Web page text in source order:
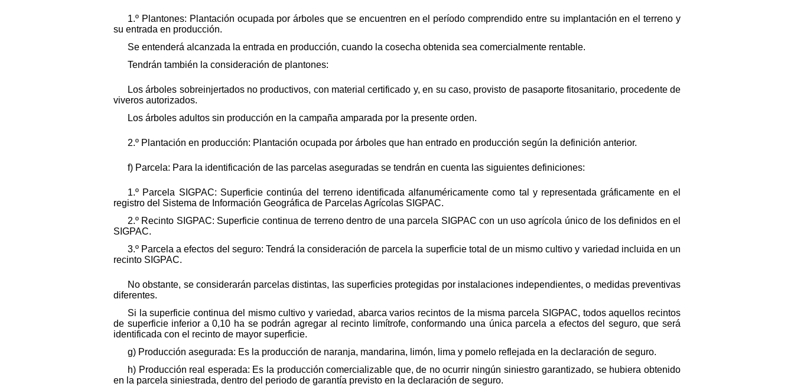
1.º Plantones: Plantación ocupada por árboles que se encuentren en el período comprendido entre su implantación en el terreno y
su entrada en producción.
Se entenderá alcanzada la entrada en producción, cuando la cosecha obtenida sea comercialmente rentable.
Tendrán también la consideración de plantones:
Los árboles sobreinjertados no productivos, con material certificado y, en su caso, provisto de pasaporte fitosanitario, procedente de
viveros autorizados.
Los árboles adultos sin producción en la campaña amparada por la presente orden.
2.º Plantación en producción: Plantación ocupada por árboles que han entrado en producción según la definición anterior.
f) Parcela: Para la identificación de las parcelas aseguradas se tendrán en cuenta las siguientes definiciones:
1.º Parcela SIGPAC: Superficie continúa del terreno identificada alfanuméricamente como tal y representada gráficamente en el
registro del Sistema de Información Geográfica de Parcelas Agrícolas SIGPAC.
2.º Recinto SIGPAC: Superficie continua de terreno dentro de una parcela SIGPAC con un uso agrícola único de los definidos en el
SIGPAC.
3.º Parcela a efectos del seguro: Tendrá la consideración de parcela la superficie total de un mismo cultivo y variedad incluida en un
recinto SIGPAC.
No obstante, se considerarán parcelas distintas, las superficies protegidas por instalaciones independientes, o medidas preventivas
diferentes.
Si la superficie continua del mismo cultivo y variedad, abarca varios recintos de la misma parcela SIGPAC, todos aquellos recintos
de superficie inferior a 0,10 ha se podrán agregar al recinto limítrofe, conformando una única parcela a efectos del seguro, que será
identificada con el recinto de mayor superficie.
g) Producción asegurada: Es la producción de naranja, mandarina, limón, lima y pomelo reflejada en la declaración de seguro.
h) Producción real esperada: Es la producción comercializable que, de no ocurrir ningún siniestro garantizado, se hubiera obtenido
en la parcela siniestrada, dentro del periodo de garantía previsto en la declaración de seguro.